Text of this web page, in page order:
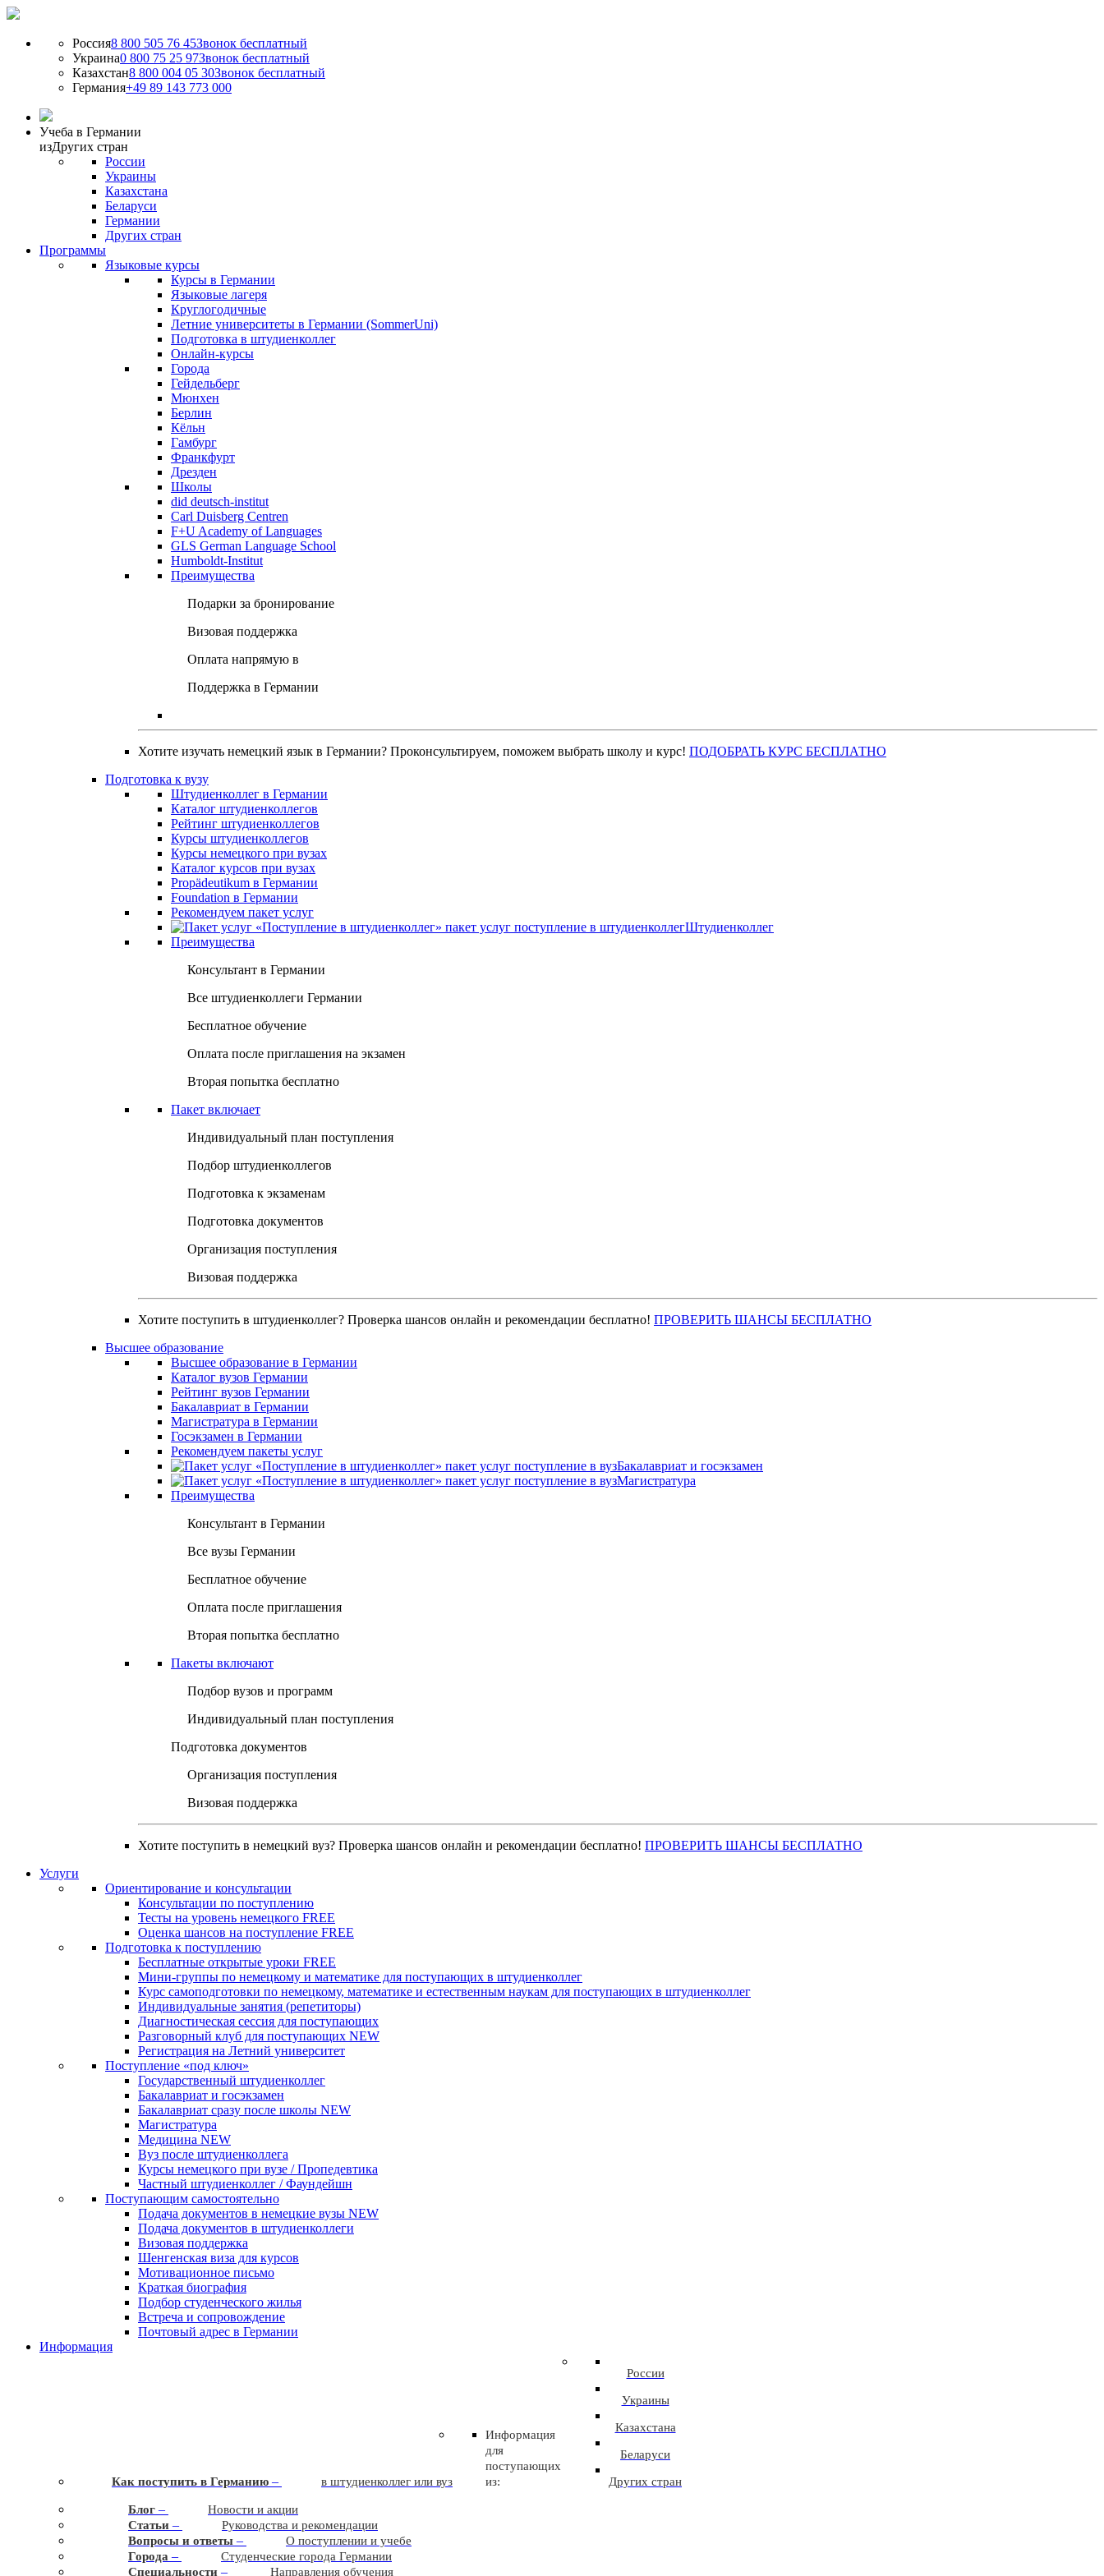
Россия8 800 505 76 45Звонок бесплатный
Украина0 800 75 25 97Звонок бесплатный
Казахстан8 800 004 05 30Звонок бесплатный
Германия+49 89 143 773 000
Учеба в Германии
изДругих стран
России
Украины
Казахстана
Беларуси
Германии
Других стран
Программы
Языковые курсы
Курсы в Германии
Языковые лагеря
Круглогодичные
Летние университеты в Германии (SommerUni)
Подготовка в штудиенколлег
Онлайн-курсы
Города
Гейдельберг
Мюнхен
Берлин
Кёльн
Гамбург
Франкфурт
Дрезден
Школы
did deutsch-institut
Carl Duisberg Centren
F+U Academy of Languages
GLS German Language School
Humboldt-Institut
Преимущества
Подарки за бронирование
Визовая поддержка
Оплата напрямую в
Поддержка в Германии
Хотите изучать немецкий язык в Германии? Проконсультируем, поможем выбрать школу и курс! ПОДОБРАТЬ КУРС БЕСПЛАТНО
Подготовка к вузу
Штудиенколлег в Германии
Каталог штудиенколлегов
Рейтинг штудиенколлегов
Курсы штудиенколлегов
Курсы немецкого при вузах
Каталог курсов при вузах
Propädeutikum в Германии
Foundation в Германии
Рекомендуем пакет услуг
Штудиенколлег
Преимущества
Консультант в Германии
Все штудиенколлеги Германии
Бесплатное обучение
Оплата после приглашения на экзамен
Вторая попытка бесплатно
Пакет включает
Индивидуальный план поступления
Подбор штудиенколлегов
Подготовка к экзаменам
Подготовка документов
Организация поступления
Визовая поддержка
Хотите поступить в штудиенколлег? Проверка шансов онлайн и рекомендации бесплатно! ПРОВЕРИТЬ ШАНСЫ БЕСПЛАТНО
Высшее образование
Высшее образование в Германии
Каталог вузов Германии
Рейтинг вузов Германии
Бакалавриат в Германии
Магистратура в Германии
Госэкзамен в Германии
Рекомендуем пакеты услуг
Бакалавриат и госэкзамен
Магистратура
Преимущества
Консультант в Германии
Все вузы Германии
Бесплатное обучение
Оплата после приглашения
Вторая попытка бесплатно
Пакеты включают
Подбор вузов и программ
Индивидуальный план поступления
Подготовка документов
Организация поступления
Визовая поддержка
Хотите поступить в немецкий вуз? Проверка шансов онлайн и рекомендации бесплатно! ПРОВЕРИТЬ ШАНСЫ БЕСПЛАТНО
Услуги
Ориентирование и консультации
Консультации по поступлению
Тесты на уровень немецкого FREE
Оценка шансов на поступление FREE
Подготовка к поступлению
Бесплатные открытые уроки FREE
Мини-группы по немецкому и математике для поступающих в штудиенколлег
Курс самоподготовки по немецкому, математике и естественным наукам для поступающих в штудиенколлег
Индивидуальные занятия (репетиторы)
Диагностическая сессия для поступающих
Разговорный клуб для поступающих NEW
Регистрация на Летний университет
Поступление «под ключ»
Государственный штудиенколлег
Бакалавриат и госэкзамен
Бакалавриат сразу после школы NEW
Магистратура
Медицина NEW
Вуз после штудиенколлега
Курсы немецкого при вузе / Пропедевтика
Частный штудиенколлег / Фаундейшн
Поступающим самостоятельно
Подача документов в немецкие вузы NEW
Подача документов в штудиенколлеги
Визовая поддержка
Шенгенская виза для курсов
Мотивационное письмо
Краткая биография
Подбор студенческого жилья
Встреча и сопровождение
Почтовый адрес в Германии
Информация
Как поступить в Германию – в штудиенколлег или вуз
Информация
для
поступающих
из:
России
Украины
Казахстана
Беларуси
Других стран
Блог –
Новости и акции
Статьи –
Руководства и рекомендации
Вопросы и ответы –
О поступлении и учебе
Города –
Студенческие города Германии
Cпециальности –
Направления обучения